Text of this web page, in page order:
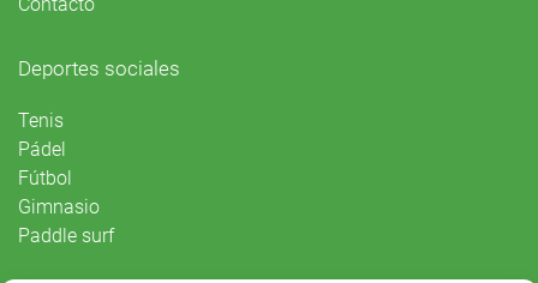
Deportes sociales
Tenis
Pádel
Fútbol
Gimnasio
Paddle surf